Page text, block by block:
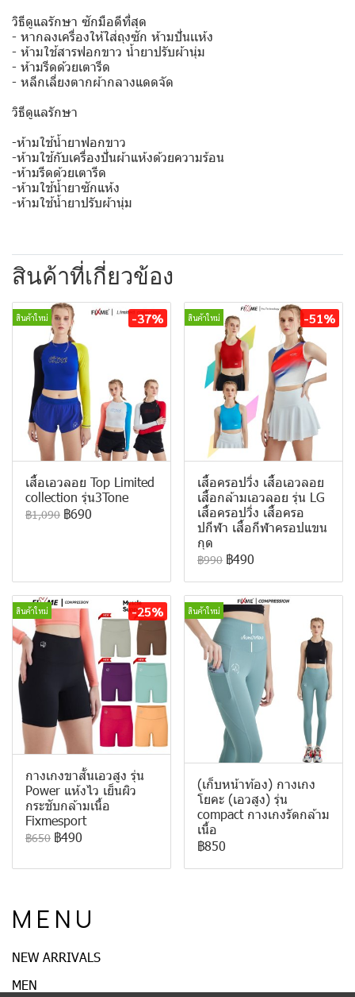
วิธีดูแลรักษา ซักมือดีที่สุด
- หากลงเครื่องให้ใส่ถุงซัก ห้ามปั่นเเห้ง
- ห้ามใช้สารฟอกขาว น้ำยาปรับผ้านุ่ม
- ห้ามรีดด้วยเตารีด
- หลีกเลี่ยงตากผ้ากลางแดดจัด
วิธีดูแลรักษา
-ห้ามใช้น้ำยาฟอกขาว
-ห้ามใช้กับเครื่องปั่นผ้าแห้งด้วยความร้อน
-ห้ามรีดด้วยเตารีด
-ห้ามใช้น้ำยาซักแห้ง
-ห้ามใช้น้ำยาปรับผ้านุ่ม
สินค้าที่เกี่ยวข้อง
สินค้าใหม่ -37%
เสื้อเอวลอย Top Limited
collection รุ่น3Tone
฿1,090 ฿690
สินค้าใหม่ -51%
เสื้อครอปวิ่ง เสื้อเอวลอย
เสื้อกล้ามเอวลอย รุ่น LG
เสื้อครอปวิ่ง เสื้อครอ
ปกีฬา เสื้อกีฬาครอปแขน
กุด
฿990 ฿490
สินค้าใหม่ -25%
กางเกงขาสั้นเอวสูง รุ่น
Power แห้งไว เย็นผิว
กระชับกล้ามเนื้อ
Fixmesport
฿650 ฿490
สินค้าใหม่
(เก็บหน้าท้อง) กางเกง
โยคะ (เอวสูง) รุ่น
compact กางเกงรัดกล้าม
เนื้อ
฿850
M E N U
NEW ARRIVALS
MEN